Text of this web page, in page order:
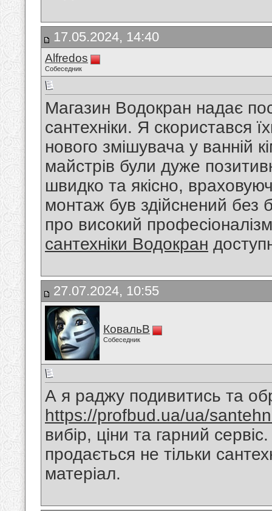
17.05.2024, 14:40
Alfredos
Собеседник
Магазин Водокран надає
сантехніки. Я скористався
нового змішувача у ванній
майстрів були дуже
швидко та якісно,
монтаж був здійснений без
про високий
сантехніки Водокран
27.07.2024, 10:55
КовальВ
Собеседник
А я раджу подивитись та
https://profbud.ua/ua/
вибір, ціни та гарний
продається не тільки
матеріал.